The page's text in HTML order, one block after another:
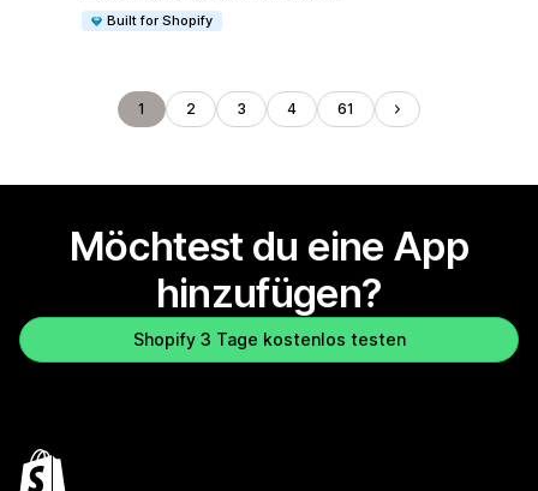
Built for Shopify
1 2 3 4 61
Möchtest du eine App
hinzufügen?
Shopify 3 Tage kostenlos testen